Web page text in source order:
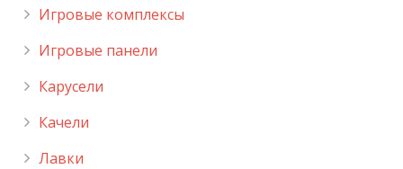
Игровые комплексы
Игровые панели
Карусели
Качели
Лавки